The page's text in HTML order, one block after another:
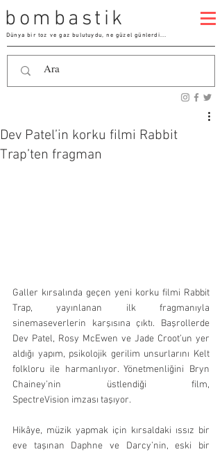
bombastik
Dünya bir toz ve gaz bulutuydu, ne güzel günlerdi...
Dev Patel’in korku filmi Rabbit
Trap’ten fragman
Galler kırsalında geçen yeni korku filmi Rabbit
Trap, yayınlanan ilk fragmanıyla
sinemaseverlerin karşısına çıktı. Başrollerde
Dev Patel, Rosy McEwen ve Jade Croot’un yer
aldığı yapım, psikolojik gerilim unsurlarını Kelt
folkloru ile harmanlıyor. Yönetmenliğini Bryn
Chainey’nin üstlendiği film,
SpectreVision imzası taşıyor.
Hikâye, müzik yapmak için kırsaldaki ıssız bir
eve taşınan Daphne ve Darcy’nin, eski bir